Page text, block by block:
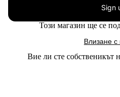
Sign
Този магазин ще се
Влизане с
Вие ли сте собственикът